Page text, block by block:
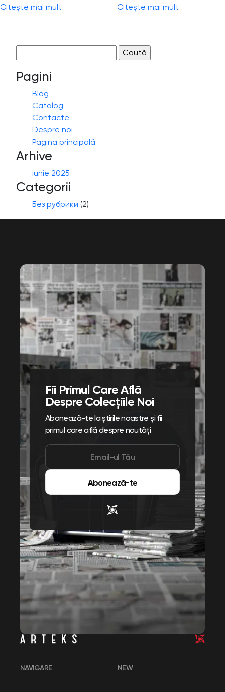
Citește mai mult Citește mai mult
după:
Pagini
Blog
Catalog
Contacte
Despre noi
Pagina principală
Arhive
iunie 2025
Categorii
Без рубрики (2)
Fii Primul Care Află
Despre Colecțiile Noi
Abonează-te la știrile noastre și fii
primul care află despre noutăți
Abonează-te
NAVIGARE NEW